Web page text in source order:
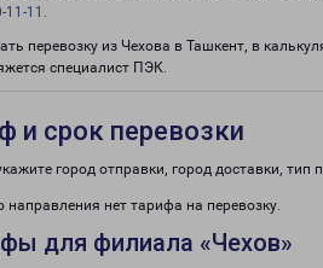
11 .
перевозку из Чехова в Ташкент, в
специалист ПЭК.
и срок перевозки
город отправки, город доставки, тип
направления нет тарифа на перевозку.
для филиала «Чехов»